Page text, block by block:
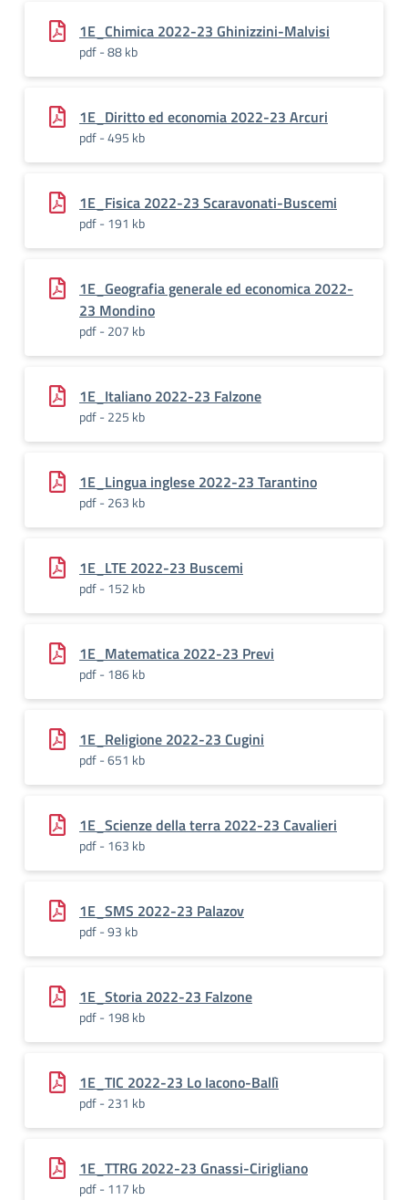
1E_Chimica 2022-23 Ghinizzini-Malvisi
pdf - 88 kb
1E_Diritto ed economia 2022-23 Arcuri
pdf - 495 kb
1E_Fisica 2022-23 Scaravonati-Buscemi
pdf - 191 kb
1E_Geografia generale ed economica 2022-
23 Mondino
pdf - 207 kb
1E_Italiano 2022-23 Falzone
pdf - 225 kb
1E_Lingua inglese 2022-23 Tarantino
pdf - 263 kb
1E_LTE 2022-23 Buscemi
pdf - 152 kb
1E_Matematica 2022-23 Previ
pdf - 186 kb
1E_Religione 2022-23 Cugini
pdf - 651 kb
1E_Scienze della terra 2022-23 Cavalieri
pdf - 163 kb
1E_SMS 2022-23 Palazov
pdf - 93 kb
1E_Storia 2022-23 Falzone
pdf - 198 kb
1E_TIC 2022-23 Lo Iacono-Ballì
pdf - 231 kb
1E_TTRG 2022-23 Gnassi-Cirigliano
pdf - 117 kb